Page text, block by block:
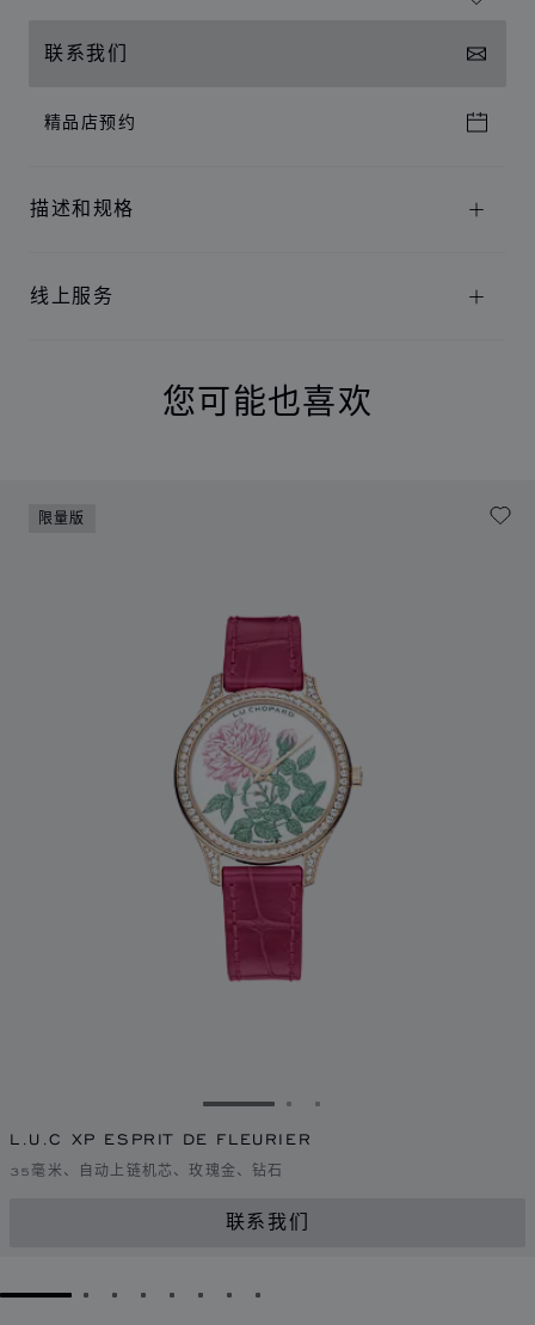
联系我们
精品店预约
描述和规格
线上服务
您可能也喜欢
限量版
转到幻灯片 1转到幻灯片 2
转到幻灯片 3
L.U.C XP ESPRIT DE FLEURIER
35毫米、自动上链机芯、玫瑰金、钻石
联系我们
GO TO SLIDE 1GO TO SLIDE 2
GO TO SLIDE 3
GO TO SLIDE 4
GO TO SLIDE 5
GO TO SLIDE 6
GO TO SLIDE 7
GO TO SLIDE 8